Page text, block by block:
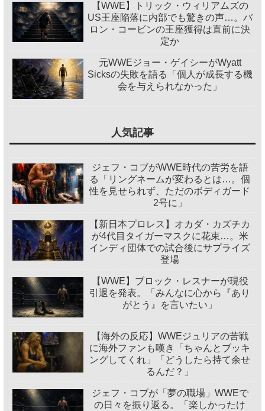
【WWE】トリック・ウィリアムズの
US王座陥落に内部でも驚きの声…。バ
ロン・コービンの王座獲得は直前に決
定か
元WWEジョー・ゲイシーがWyatt
Sicksの失敗を語る「個人が成長する機
会を与えられなかった」
人気記事
ジェフ・コブがWWE時代の苦労を語
る「リングネームが変わるとは…。個
性を見せられず、ただのボディガード
2号に」
【新日本プロレス】オカダ・カズチカ
が4代目タイガーマスクに花束…。米
インディ団体での試合後にサプライズ
登場
【WWE】ブロック・レスナーが現役
引退を発表。「みんなに心から『あり
がとう』を言いたい」
【海外の反応】WWEジュリアの苦戦
に海外ファンも嘆き「ちゃんとブッキ
ングしてくれ」「どうしたら持て余せ
るんだ？」
ジェフ・コブが「夢の職場」WWEで
の日々を振り返る。「楽しかったけ